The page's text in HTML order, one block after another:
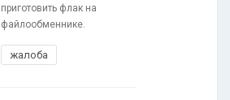
приготовить флак на
файлообменнике.
жалоба